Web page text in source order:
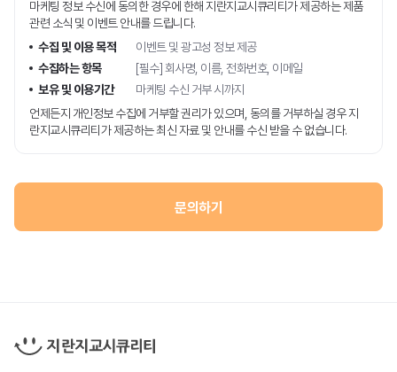
마케팅 정보 수신에 동의한 경우에 한해 지란지교시큐리티가 제공하는 제품
관련 소식 및 이벤트 안내를 드립니다.
수집 및 이용 목적
이벤트 및 광고성 정보 제공
수집하는 항목
[필수] 회사명, 이름, 전화번호, 이메일
보유 및 이용기간
마케팅 수신 거부 시까지
언제든지 개인정보 수집에 거부할 권리가 있으며, 동의를 거부하실 경우 지
란지교시큐리티가 제공하는 최신 자료 및 안내를 수신 받을 수 없습니다.
문의하기